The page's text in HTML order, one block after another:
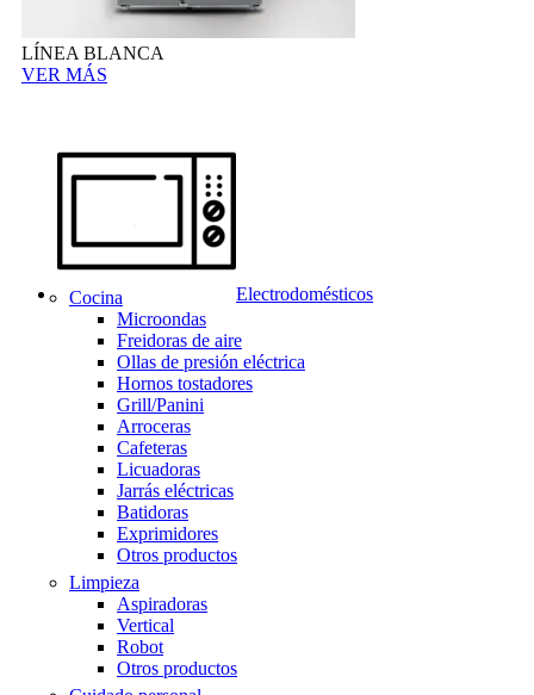
LÍNEA BLANCA
VER MÁS
Electrodomésticos
Cocina
Microondas
Freidoras de aire
Ollas de presión eléctrica
Hornos tostadores
Grill/Panini
Arroceras
Cafeteras
Licuadoras
Jarrás eléctricas
Batidoras
Exprimidores
Otros productos
Limpieza
Aspiradoras
Vertical
Robot
Otros productos